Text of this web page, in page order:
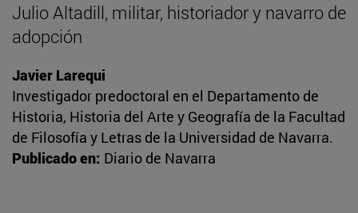
Julio Altadill, militar, historiador y navarro de
adopción
Javier Larequi
Investigador predoctoral en el Departamento de
Historia, Historia del Arte y Geografía de la Facultad
de Filosofía y Letras de la Universidad de Navarra.
Publicado en: Diario de Navarra